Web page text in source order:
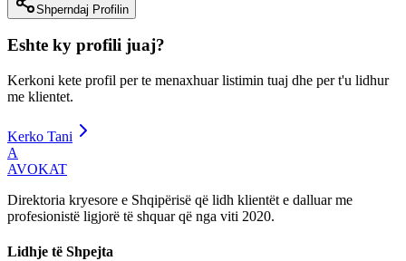
Shperndaj Profilin
Eshte ky profili juaj?
Kerkoni kete profil per te menaxhuar listimin tuaj dhe per t'u lidhur
me klientet.
Kerko Tani
A
AVOKAT
Direktoria kryesore e Shqipërisë që lidh klientët e dalluar me
profesionistë ligjorë të shquar që nga viti 2020.
Lidhje të Shpejta